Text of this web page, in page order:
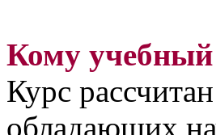
Кому учебный
Курс
обладающих